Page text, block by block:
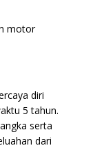
motor
diri
5 tahun.
serta
dari